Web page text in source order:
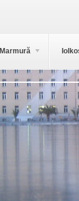
Marmură